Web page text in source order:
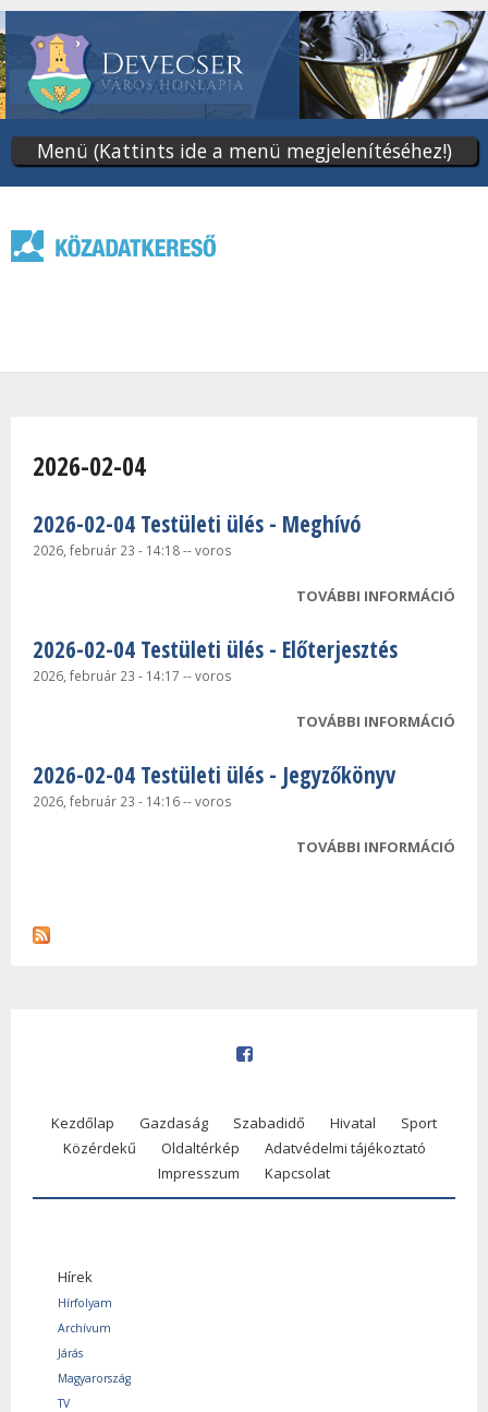
tartalomra
Menü (Kattints ide a menü megjelenítéséhez!)
2026-02-04
2026-02-04 Testületi ülés - Meghívó
2026, február 23 - 14:18--voros
TOVÁBBI INFORMÁCIÓ
2026-02-04 Testületi ülés - Előterjesztés
2026, február 23 - 14:17 --voros
TOVÁBBI INFORMÁCIÓ
2026-02-04 Testületi ülés - Jegyzőkönyv
2026, február 23 - 14:16--voros
TOVÁBBI INFORMÁCIÓ
Kezdőlap Gazdaság Szabadidő Hivatal
Sport
Közérdekű
Oldaltérkép
Adatvédelmi tájékoztató
Impresszum
Kapcsolat
Hírek
Hírfolyam
Archívum
Járás
Magyarország
TV